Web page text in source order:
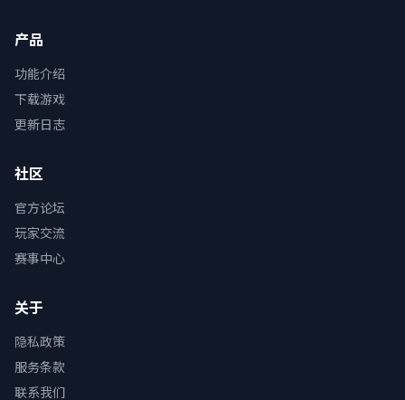
产品
功能介绍
下载游戏
更新日志
社区
官方论坛
玩家交流
赛事中心
关于
隐私政策
服务条款
联系我们